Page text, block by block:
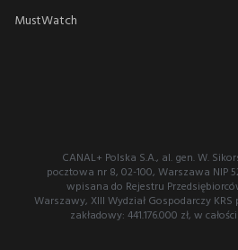
MustWatch
CANAL+ Polska S.A., al. gen. W.
pocztowa nr 8, 02-100, Warszawa NIP
wpisana do Rejestru
Warszawy, XIII Wydział Gospodarczy KRS
zakładowy: 441.176.000 zł, w